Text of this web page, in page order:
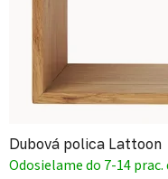
Dubová polica Lattoon
Odosielame do 7-14 prac.